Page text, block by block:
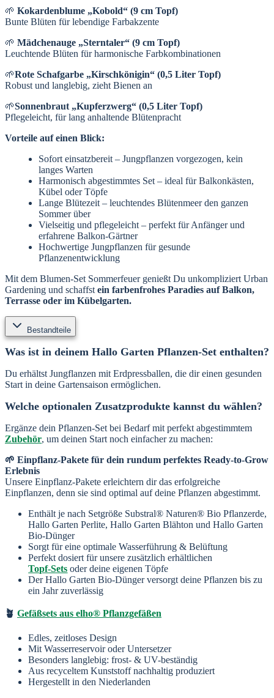
🌱 Kokardenblume „Kobold“ (9 cm Topf)
Bunte Blüten für lebendige Farbakzente
🌱 Mädchenauge „Sterntaler“ (9 cm Topf)
Leuchtende Blüten für harmonische Farbkombinationen
🌱Rote Schafgarbe „Kirschkönigin“ (0,5 Liter Topf)
Robust und langlebig, zieht Bienen an
🌱Sonnenbraut „Kupferzwerg“ (0,5 Liter Topf)
Pflegeleicht, für lang anhaltende Blütenpracht
Vorteile auf einen Blick:
Sofort einsatzbereit – Jungpflanzen vorgezogen, kein
langes Warten
Harmonisch abgestimmtes Set – ideal für Balkonkästen,
Kübel oder Töpfe
Lange Blütezeit – leuchtendes Blütenmeer den ganzen
Sommer über
Vielseitig und pflegeleicht – perfekt für Anfänger und
erfahrene Balkon-Gärtner
Hochwertige Jungpflanzen für gesunde
Pflanzenentwicklung
Mit dem Blumen-Set Sommerfeuer genießt Du unkompliziert Urban
Gardening und schaffst ein farbenfrohes Paradies auf Balkon,
Terrasse oder im Kübelgarten.
Bestandteile
Was ist in deinem Hallo Garten Pflanzen-Set enthalten?
Du erhältst Jungflanzen mit Erdpressballen, die dir einen gesunden
Start in deine Gartensaison ermöglichen.
Welche optionalen Zusatzprodukte kannst du wählen?
Ergänze dein Pflanzen-Set bei Bedarf mit perfekt abgestimmtem
Zubehör, um deinen Start noch einfacher zu machen:
🌱 Einpflanz-Pakete für dein rundum perfektes Ready-to-Grow
Erlebnis
Unsere Einpflanz-Pakete erleichtern dir das erfolgreiche
Einpflanzen, denn sie sind optimal auf deine Pflanzen abgestimmt.
Enthält je nach Setgröße Substral® Naturen® Bio Pflanzerde,
Hallo Garten Perlite, Hallo Garten Blähton und Hallo Garten
Bio-Dünger
Sorgt für eine optimale Wasserführung & Belüftung
Perfekt dosiert für unsere zusätzlich erhältlichen
Topf-Sets oder deine eigenen Töpfe
Der Hallo Garten Bio-Dünger versorgt deine Pflanzen bis zu
ein Jahr zuverlässig
🪴 Gefäßsets aus elho® Pflanzgefäßen
Edles, zeitloses Design
Mit Wasserreservoir oder Untersetzer
Besonders langlebig: frost- & UV-beständig
Aus recyceltem Kunststoff nachhaltig produziert
Hergestellt in den Niederlanden